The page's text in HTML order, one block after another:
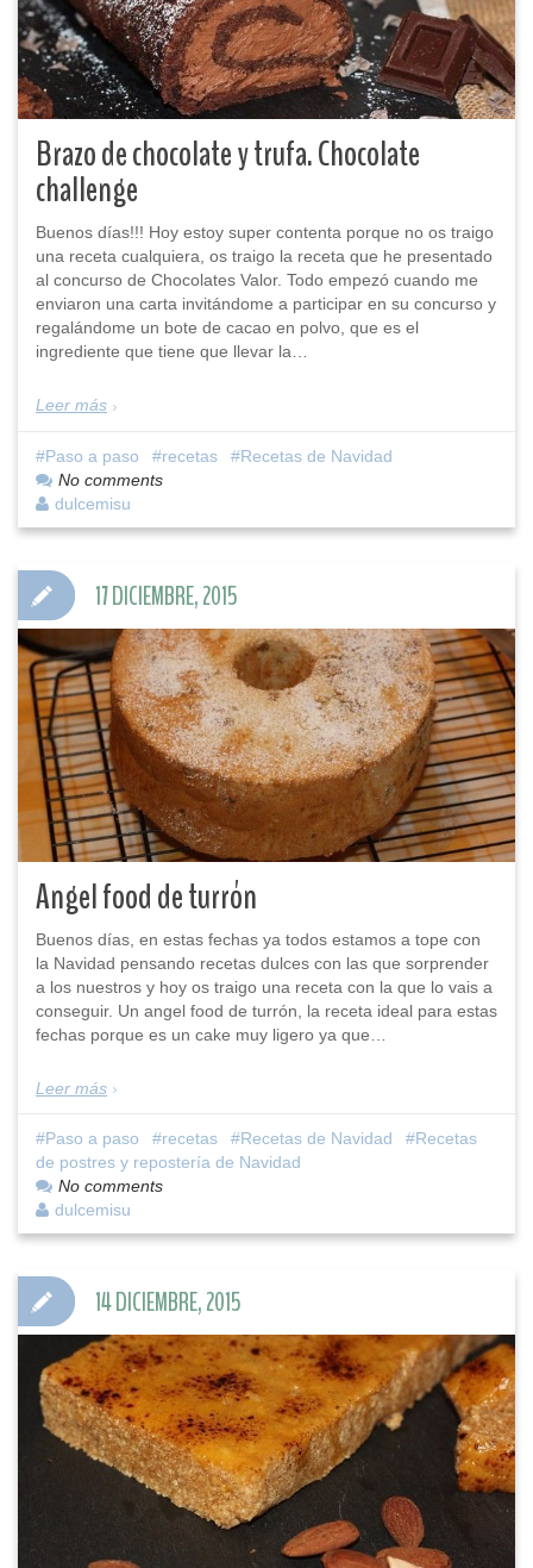
Brazo de chocolate y trufa. Chocolate
challenge
Buenos días!!! Hoy estoy super contenta porque no os traigo
una receta cualquiera, os traigo la receta que he presentado
al concurso de Chocolates Valor. Todo empezó cuando me
enviaron una carta invitándome a participar en su concurso y
regalándome un bote de cacao en polvo, que es el
ingrediente que tiene que llevar la…
Leer más
Paso a paso recetas
Recetas de Navidad
No comments
dulcemisu
Angel food de turrón
Buenos días, en estas fechas ya todos estamos a tope con
la Navidad pensando recetas dulces con las que sorprender
a los nuestros y hoy os traigo una receta con la que lo vais a
conseguir. Un angel food de turrón, la receta ideal para estas
fechas porque es un cake muy ligero ya que…
Leer más
17 DICIEMBRE, 2015
Paso a paso recetas Recetas de Navidad
Recetas
de postres y repostería de Navidad
No comments
dulcemisu
14 DICIEMBRE, 2015